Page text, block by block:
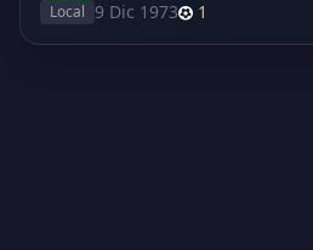
Local 9 Dic 1973 1